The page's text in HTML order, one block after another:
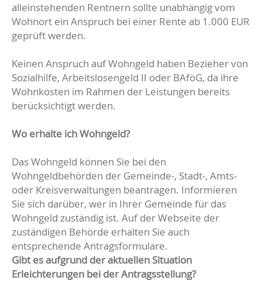
alleinstehenden Rentnern sollte unabhängig vom
Wohnort ein Anspruch bei einer Rente ab 1.000 EUR
geprüft werden.
Keinen Anspruch auf Wohngeld haben Bezieher von
Sozialhilfe, Arbeitslosengeld II oder BAföG, da ihre
Wohnkosten im Rahmen der Leistungen bereits
berücksichtigt werden.
Wo erhalte ich Wohngeld?
Das Wohngeld können Sie bei den
Wohngeldbehörden der Gemeinde-, Stadt-, Amts-
oder Kreisverwaltungen beantragen. Informieren
Sie sich darüber, wer in Ihrer Gemeinde für das
Wohngeld zuständig ist. Auf der Webseite der
zuständigen Behörde erhalten Sie auch
entsprechende Antragsformulare.
Gibt es aufgrund der aktuellen Situation
Erleichterungen bei der Antragsstellung?